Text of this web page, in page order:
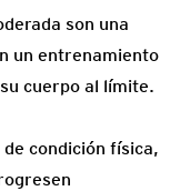
son una
un entrenamiento
cuerpo al límite.
condición física,